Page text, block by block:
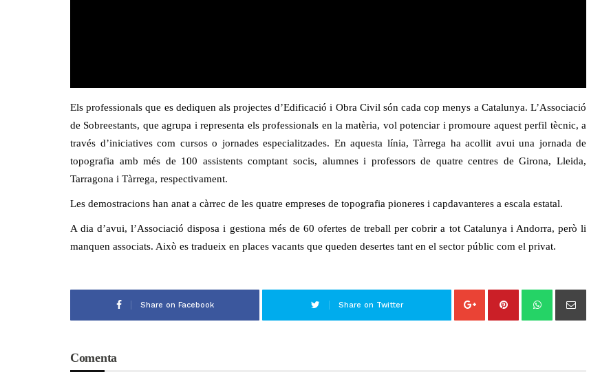
Els professionals que es dediquen als projectes d’Edificació i Obra Civil són cada cop menys a Catalunya. L’Associació
de Sobreestants, que agrupa i representa els professionals en la matèria, vol potenciar i promoure aquest perfil tècnic, a
través d’iniciatives com cursos o jornades especialitzades. En aquesta línia, Tàrrega ha acollit avui una jornada de
topografia amb més de 100 assistents comptant socis, alumnes i professors de quatre centres de Girona, Lleida,
Tarragona i Tàrrega, respectivament.
Les demostracions han anat a càrrec de les quatre empreses de topografia pioneres i capdavanteres a escala estatal.
A dia d’avui, l’Associació disposa i gestiona més de 60 ofertes de treball per cobrir a tot Catalunya i Andorra, però li
manquen associats. Això es tradueix en places vacants que queden desertes tant en el sector públic com el privat.
Share on Facebook Share on Twitter
Comenta